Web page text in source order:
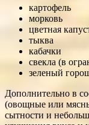
картофель
морковь
цветная
тыква
кабачки
свекла (в
зеленый
Дополнительно в
(овощные или
сытности и